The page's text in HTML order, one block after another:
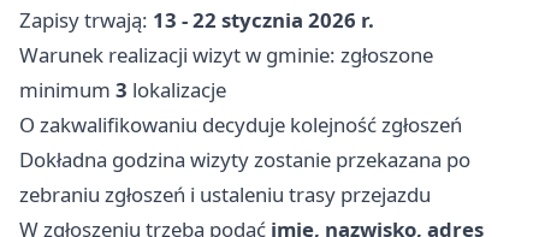
Zapisy trwają: 13 - 22 stycznia 2026 r.
Warunek realizacji wizyt w gminie: zgłoszone
minimum 3 lokalizacje
O zakwalifikowaniu decyduje kolejność zgłoszeń
Dokładna godzina wizyty zostanie przekazana po
zebraniu zgłoszeń i ustaleniu trasy przejazdu
W zgłoszeniu trzeba podać imię, nazwisko, adres